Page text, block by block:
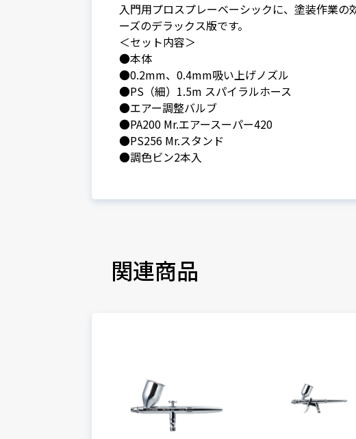
入門用プロスプレーベーシックに、塗装作業
ーズのデラックス版です。
＜セット内容＞
●本体
●0.2mm、0.4mm吸い上げノズル
●PS（細）1.5m スパイラルホース
●エアー調整バルブ
●PA200 Mr.エアースーパー420
●PS256 Mr.スタンド
●調色ビン2本入
関連商品